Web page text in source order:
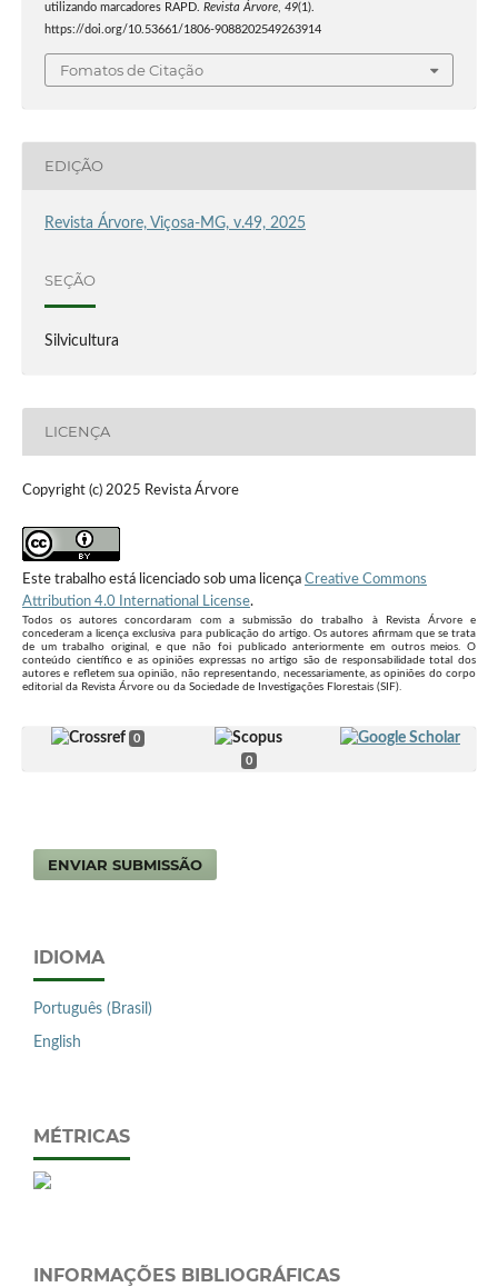
utilizando marcadores RAPD. Revista Árvore, 49(1).
https://doi.org/10.53661/1806-9088202549263914
Fomatos de Citação
EDIÇÃO
Revista Árvore, Viçosa-MG, v.49, 2025
SEÇÃO
Silvicultura
LICENÇA
Copyright (c) 2025 Revista Árvore
Este trabalho está licenciado sob uma licença Creative Commons
Attribution 4.0 International License.
Todos os autores concordaram com a submissão do trabalho à Revista Árvore e
concederam a licença exclusiva para publicação do artigo. Os autores afirmam que se trata
de um trabalho original, e que não foi publicado anteriormente em outros meios. O
conteúdo científico e as opiniões expressas no artigo são de responsabilidade total dos
autores e refletem sua opinião, não representando, necessariamente, as opiniões do corpo
editorial da Revista Árvore ou da Sociedade de Investigações Florestais (SIF).
0
0
ENVIAR SUBMISSÃO
IDIOMA
Português (Brasil)
English
MÉTRICAS
INFORMAÇÕES BIBLIOGRÁFICAS